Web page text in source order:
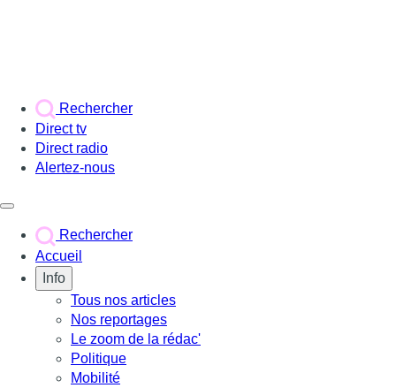
Rechercher
Direct tv
Direct radio
Alertez-nous
Rechercher
Accueil
Info
Tous nos articles
Nos reportages
Le zoom de la rédac'
Politique
Mobilité